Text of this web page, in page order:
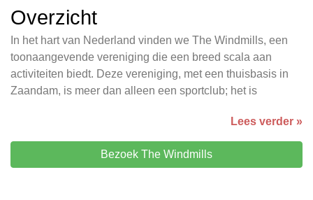
Overzicht
In het hart van Nederland vinden we The Windmills, een
toonaangevende vereniging die een breed scala aan
activiteiten biedt. Deze vereniging, met een thuisbasis in
Zaandam, is meer dan alleen een sportclub; het is
Lees verder »
Bezoek The Windmills